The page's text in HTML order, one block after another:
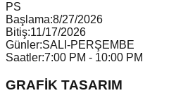
PS
Başlama:8/27/2026
Bitiş:11/17/2026
Günler:SALI-PERŞEMBE
Saatler:7:00 PM - 10:00 PM
GRAFİK TASARIM